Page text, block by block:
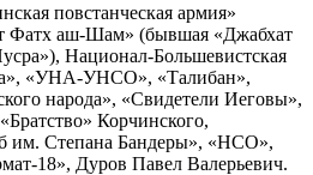
повстанческая армия»
аш-Шам» (бывшая «Джабхат
Национал-Большевистская
«УНА-УНСО», «Талибан»,
народа», «Свидетели Иеговы»,
Корчинского,
им. Степана Бандеры», «НСО»,
18», Дуров Павел Валерьевич.